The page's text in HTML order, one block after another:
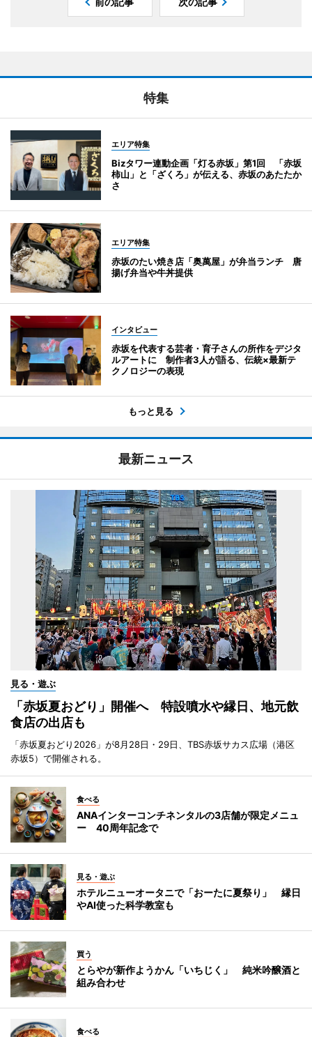
特集
エリア特集
Bizタワー連動企画「灯る赤坂」第1回 「赤坂
柿山」と「ざくろ」が伝える、赤坂のあたたか
さ
エリア特集
赤坂のたい焼き店「奥萬屋」が弁当ランチ 唐
揚げ弁当や牛丼提供
インタビュー
赤坂を代表する芸者・育子さんの所作をデジタ
ルアートに 制作者3人が語る、伝統×最新テ
クノロジーの表現
もっと見る
最新ニュース
見る・遊ぶ
「赤坂夏おどり」開催へ 特設噴水や縁日、地元飲
食店の出店も
「赤坂夏おどり2026」が8月28日・29日、TBS赤坂サカス広場（港区
赤坂5）で開催される。
食べる
ANAインターコンチネンタルの3店舗が限定メニュ
ー 40周年記念で
見る・遊ぶ
ホテルニューオータニで「おーたに夏祭り」 縁日
やAI使った科学教室も
買う
とらやが新作ようかん「いちじく」 純米吟醸酒と
組み合わせ
食べる